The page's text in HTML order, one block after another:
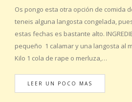
Os pongo esta otra opción de comida
teneis alguna langosta congelada,
estas fechas es bastante alto.
pequeño 1 calamar y una langosta al
Kilo 1 cola de rape o merluza,…
LEER UN POCO MAS